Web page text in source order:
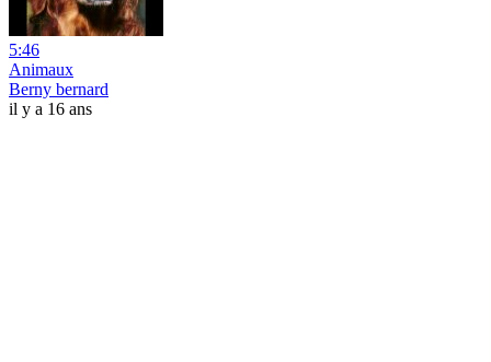
5:46
Animaux
Berny bernard
il y a 16 ans